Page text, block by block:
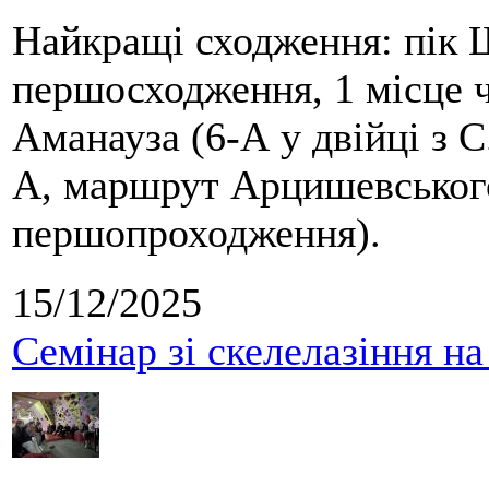
Найкращі сходження: пік
першосходження, 1 місце
Аманауза (6-А у двійці з
А, маршрут
першопроходження).
15/12/2025
Семінар зі скелелазіння